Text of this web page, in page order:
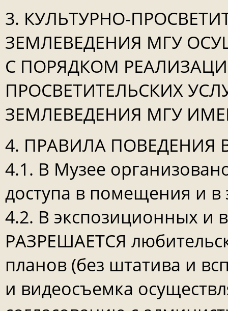
3. КУЛЬТУРНО-
ЗЕМЛЕВЕДЕНИЯ МГУ
С ПОРЯДКОМ
ПРОСВЕТИТЕЛЬСКИХ
ЗЕМЛЕВЕДЕНИЯ МГУ
4. ПРАВИЛА ПОВЕДЕНИЯ
4.1. В Музее
доступа в помещения и
4.2. В экспозиционных и
РАЗРЕШАЕТСЯ
планов (без штатива и
и видеосъемка